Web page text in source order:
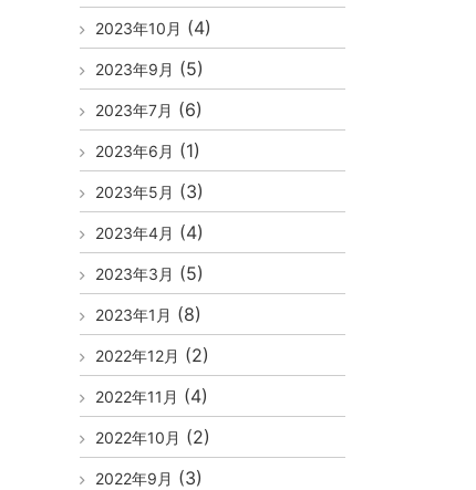
2023年10月 (4)
2023年9月 (5)
2023年7月 (6)
2023年6月 (1)
2023年5月 (3)
2023年4月 (4)
2023年3月 (5)
2023年1月 (8)
2022年12月 (2)
2022年11月 (4)
2022年10月 (2)
2022年9月 (3)